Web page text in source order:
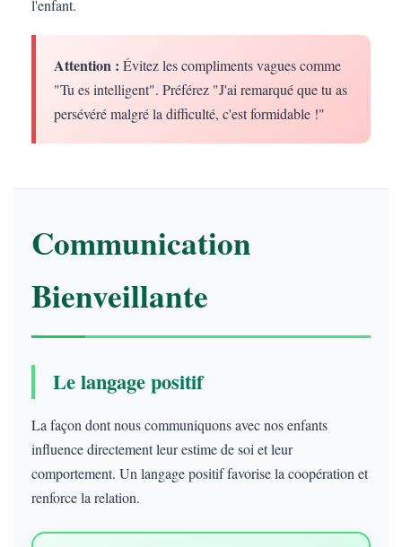
l'enfant.
Attention : Évitez les compliments vagues comme
"Tu es intelligent". Préférez "J'ai remarqué que tu as
persévéré malgré la difficulté, c'est formidable !"
Communication
Bienveillante
Le langage positif
La façon dont nous communiquons avec nos enfants
influence directement leur estime de soi et leur
comportement. Un langage positif favorise la coopération et
renforce la relation.